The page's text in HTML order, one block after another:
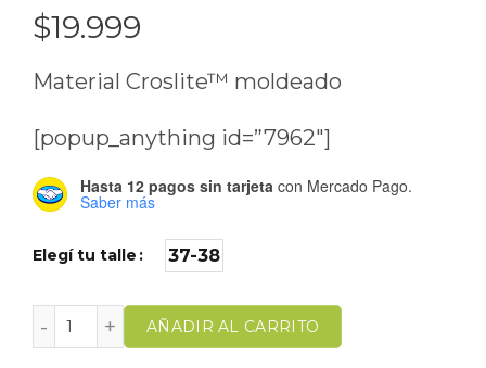
$19.999
Material Croslite™ moldeado
[popup_anything id=”7962″]
Hasta 12 pagos sin tarjeta con Mercado Pago.
Saber más
Elegí tu talle 37-38
AÑADIR AL CARRITO